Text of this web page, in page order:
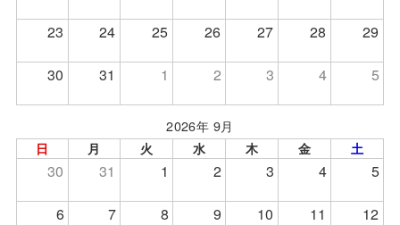
23 24 25 26 27 28 29
30 31 1 2 3 4 5
2026年 9月
日 月 火 水 木 金 土
30 31 1 2 3 4 5
6 7 8 9 10 11 12